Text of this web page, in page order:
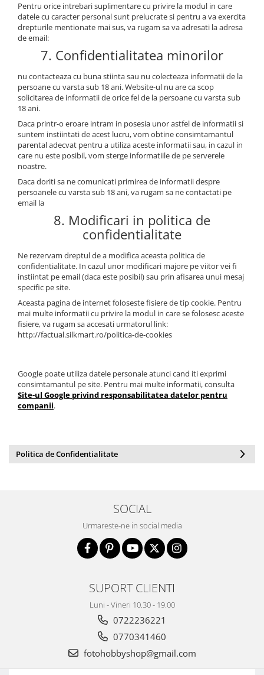
SECOND HAND
Blitz-uri studio , SECOND HAND
Imprimante SECOND HAND
Acumulatori si incarcatoare S.H.
Adaptoare pentru compacte
Diverse S.H.
Genti, huse, curele
Pentru orice intrebari suplimentare cu privire la modul in care
datele cu caracter personal sunt prelucrate si pentru a va exercita
drepturile mentionate mai sus, va rugam sa va adresati la adresa
de email:
7. Confidentialitatea minorilor
nu contacteaza cu buna stiinta sau nu colecteaza informatii de la
persoane cu varsta sub 18 ani. Website-ul nu are ca scop
solicitarea de informatii de orice fel de la persoane cu varsta sub
18 ani.
Daca printr-o eroare intram in posesia unor astfel de informatii si
suntem instiintati de acest lucru, vom obtine consimtamantul
parental adecvat pentru a utiliza aceste informatii sau, in cazul in
care nu este posibil, vom sterge informatiile de pe serverele
noastre.
Daca doriti sa ne comunicati primirea de informatii despre
persoanele cu varsta sub 18 ani, va rugam sa ne contactati pe
email la
8. Modificari in politica de
confidentialitate
Ne rezervam dreptul de a modifica aceasta politica de
confidentialitate. In cazul unor modificari majore pe viitor vei fi
instiintat pe email (daca este posibil) sau prin afisarea unui mesaj
specific pe site.
Aceasta pagina de internet foloseste fisiere de tip cookie. Pentru
mai multe informatii cu privire la modul in care se folosesc aceste
fisiere, va rugam sa accesati urmatorul link:
http://factual.silkmart.ro/politica-de-cookies
Google poate utiliza datele personale atunci cand iti exprimi
consimtamantul pe site. Pentru mai multe informatii, consulta
Site-ul Google privind responsabilitatea datelor pentru
companii.
Politica de Confidentialitate
SOCIAL
Urmareste-ne in social media
SUPORT CLIENTI
Luni - Vineri 10.30 - 19.00
0722236221
0770341460
fotohobbyshop@gmail.com